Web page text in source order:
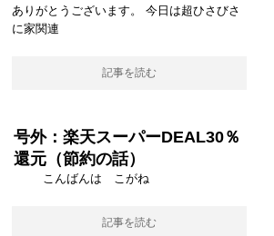
ありがとうございます。 今日は超ひさびさ
に家関連
記事を読む
号外：楽天スーパーDEAL30％
還元（節約の話）
こんばんは こがね
記事を読む